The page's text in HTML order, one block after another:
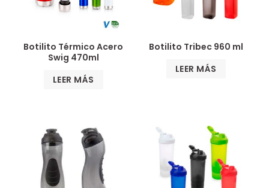
Botilito Térmico Acero
Swig 470ml
LEER MÁS
Botilito Tribec 960 ml
LEER MÁS